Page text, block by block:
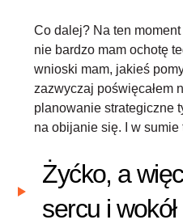
Co dalej? Na ten
nie bardzo mam ochotę
wnioski mam, jakieś
zazwyczaj poświęcałem
planowanie strategiczne
na obijanie się. I w sumie
Żyćko, a
sercu i